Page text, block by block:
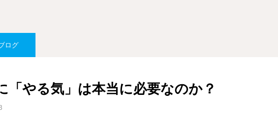
ログ
「やる気」は本当に必要なのか？